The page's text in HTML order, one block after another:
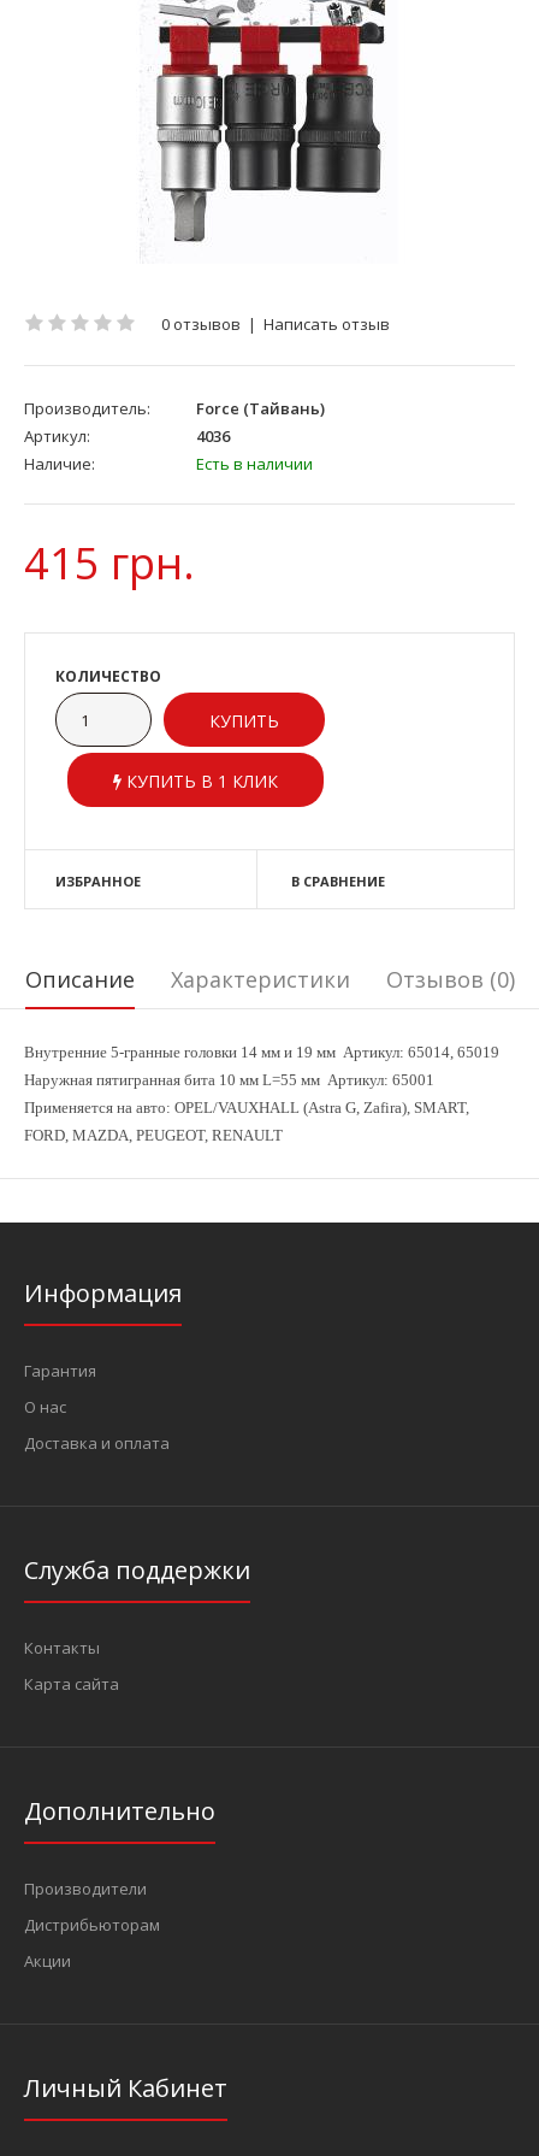
0 отзывов | Написать отзыв
Производитель:
Force (Тайвань)
Артикул:
4036
Наличие:
Есть в наличии
415 грн.
КОЛИЧЕСТВО
КУПИТЬ В 1 КЛИК
ИЗБРАННОЕ В СРАВНЕНИЕ
Описание Характеристики Отзывов (0)
Внутренние 5-гранные головки 14 мм и 19 мм Артикул: 65014, 65019
Наружная пятигранная бита 10 мм L=55 мм Артикул: 65001
Применяется на авто: OPEL/VAUXHALL (Astra G, Zafira), SMART,
FORD, MAZDA, PEUGEOT, RENAULT
Информация
Гарантия
О нас
Доставка и оплата
Служба поддержки
Контакты
Карта сайта
Дополнительно
Производители
Дистрибьюторам
Акции
Личный Кабинет